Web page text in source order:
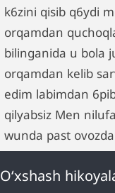
k6zini qisib q6ydi
orqamdan
bilinganida u bola
orqamdan kelib
edim labimdan
qilyabsiz Men
wunda past
O‘xshash